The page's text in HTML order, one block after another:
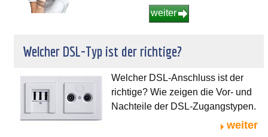
weiter
Welcher DSL-Typ ist der richtige?
Welcher DSL-Anschluss ist der
richtige? Wie zeigen die Vor- und
Nachteile der DSL-Zugangstypen.
weiter